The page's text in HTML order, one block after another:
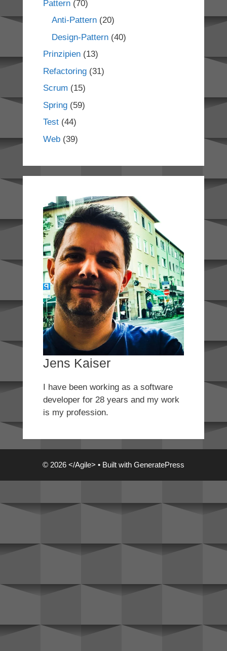
Pattern(70)
Anti-Pattern(20)
Design-Pattern(40)
Prinzipien(13)
Refactoring(31)
Scrum (15)
Spring(59)
Test(44)
Web(39)
Jens Kaiser
I have been working as a software
developer for 28 years and my work
is my profession.
© 2026 </Agile> • Built with GeneratePress